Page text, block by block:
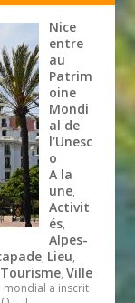
Nice
entre
au
Patrim
oine
Mondi
al de
l’Unesc
o
A la
une,
Activit
és,
Alpes-
, Lieu,
Tourisme,Ville
mondial a inscrit